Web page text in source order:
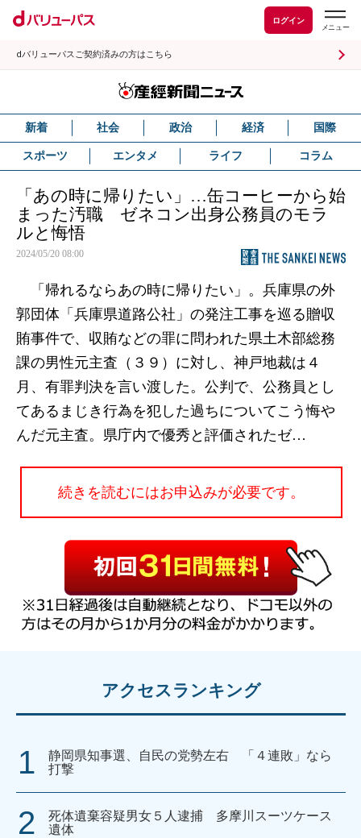
ログイン
dバリューパスご契約済みの方はこちら
新着 社会 政治 経済 国際
スポーツ エンタメ ライフ コラム
「あの時に帰りたい」…缶コーヒーから始
まった汚職 ゼネコン出身公務員のモラ
ルと悔悟
2024/05/20 08:00
「帰れるならあの時に帰りたい」。兵庫県の外
郭団体「兵庫県道路公社」の発注工事を巡る贈収
賄事件で、収賄などの罪に問われた県土木部総務
課の男性元主査（３９）に対し、神戸地裁は４
月、有罪判決を言い渡した。公判で、公務員とし
てあるまじき行為を犯した過ちについてこう悔や
んだ元主査。県庁内で優秀と評価されたゼ…
続きを読むにはお申込みが必要です。
アクセスランキング
静岡県知事選、自民の党勢左右 「４連敗」なら
打撃
死体遺棄容疑男女５人逮捕 多摩川スーツケース
遺体